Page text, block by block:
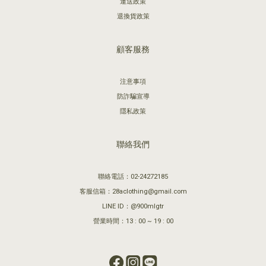
退換貨政策
顧客服務
注意事項
防詐騙宣導
隱私政策
聯絡我們
聯絡電話：02-24272185
客服信箱：28aclothing@gmail.com
LINE ID：@900mlgtr
營業時間：13 : 00 ~ 19 : 00